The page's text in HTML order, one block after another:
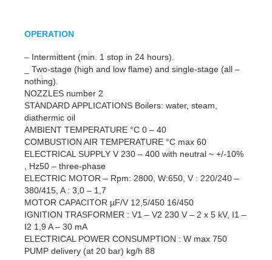
OPERATION
– Intermittent (min. 1 stop in 24 hours).
_ Two-stage (high and low flame) and single-stage (all –
nothing).
NOZZLES number 2
STANDARD APPLICATIONS Boilers: water, steam,
diathermic oil
AMBIENT TEMPERATURE °C 0 – 40
COMBUSTION AIR TEMPERATURE °C max 60
ELECTRICAL SUPPLY V 230 – 400 with neutral ~ +/-10%
, Hz50 – three-phase
ELECTRIC MOTOR – Rpm: 2800, W:650, V : 220/240 –
380/415, A : 3,0 – 1,7
MOTOR CAPACITOR µF/V 12,5/450 16/450
IGNITION TRASFORMER : V1 – V2 230 V – 2 x 5 kV, I1 –
I2 1,9 A – 30 mA
ELECTRICAL POWER CONSUMPTION : W max 750
PUMP delivery (at 20 bar) kg/h 88